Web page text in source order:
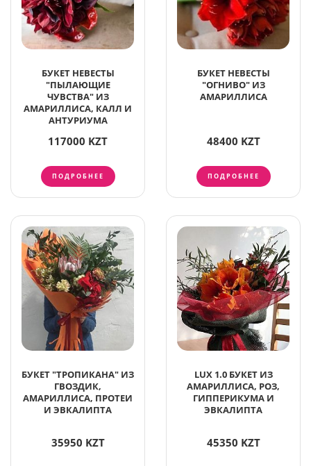
БУКЕТ НЕВЕСТЫ
"ПЫЛАЮЩИЕ
ЧУВСТВА" ИЗ
АМАРИЛЛИСА, КАЛЛ И
АНТУРИУМА
117000 KZT
ПОДРОБНЕЕ
БУКЕТ НЕВЕСТЫ
"ОГНИВО" ИЗ
АМАРИЛЛИСА
48400 KZT
ПОДРОБНЕЕ
БУКЕТ "ТРОПИКАНА" ИЗ
ГВОЗДИК,
АМАРИЛЛИСА, ПРОТЕИ
И ЭВКАЛИПТА
35950 KZT
LUX 1.0 БУКЕТ ИЗ
АМАРИЛЛИСА, РОЗ,
ГИППЕРИКУМА И
ЭВКАЛИПТА
45350 KZT